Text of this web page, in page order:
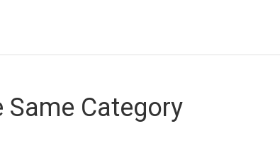
Same Category